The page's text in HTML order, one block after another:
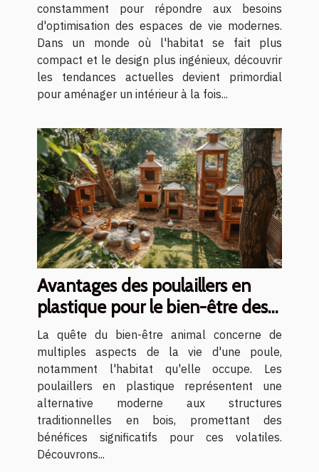
constamment pour répondre aux besoins
d'optimisation des espaces de vie modernes.
Dans un monde où l'habitat se fait plus
compact et le design plus ingénieux, découvrir
les tendances actuelles devient primordial
pour aménager un intérieur à la fois...
Avantages des poulaillers en
plastique pour le bien-être des
poules
La quête du bien-être animal concerne de
multiples aspects de la vie d'une poule,
notamment l'habitat qu'elle occupe. Les
poulaillers en plastique représentent une
alternative moderne aux structures
traditionnelles en bois, promettant des
bénéfices significatifs pour ces volatiles.
Découvrons...